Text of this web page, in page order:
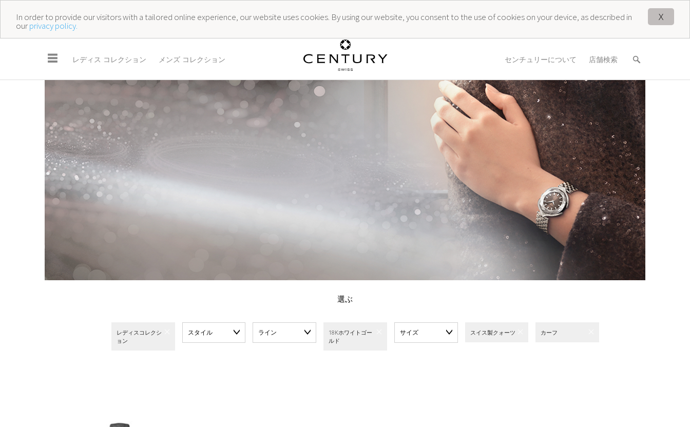
X
In order to provide our visitors with a tailored online experience, our website uses cookies. By using our website, you consent to the use of cookies on your device, as described in
ourprivacy policy.
☰ レディス コレクション メンズ コレクション センチュリーについて 店舗検索
選ぶ
レディスコレクシ
ョン
スタイル ライン
18Kホワイトゴー
ルド
サイズ スイス製クォーツ カーフ